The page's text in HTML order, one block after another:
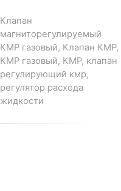
Клапан
магниторегулируемый
КМР газовый, Клапан КМР,
КМР газовый, КМР, клапан
регулирующий кмр,
регулятор расхода
жидкости